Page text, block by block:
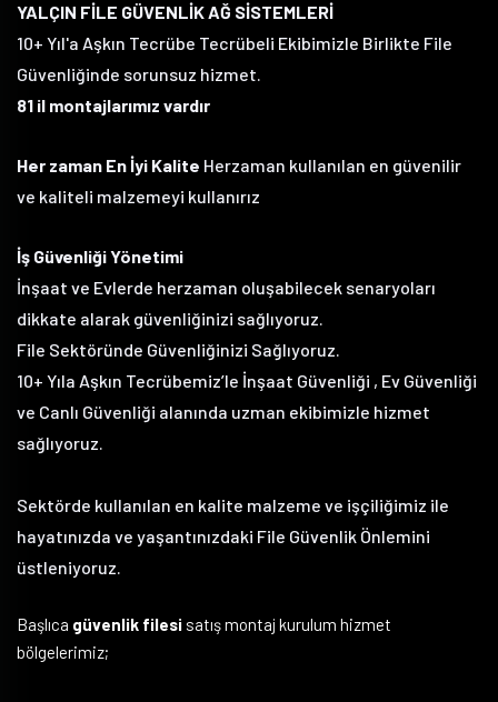
YALÇIN FİLE GÜVENLİK AĞ SİSTEMLERİ
10+ Yıl'a Aşkın Tecrübe Tecrübeli Ekibimizle Birlikte File
Güvenliğinde sorunsuz hizmet.
81 il montajlarımız vardır
Her zaman En İyi Kalite Herzaman kullanılan en güvenilir
ve kaliteli malzemeyi kullanırız
İş Güvenliği Yönetimi
İnşaat ve Evlerde herzaman oluşabilecek senaryoları
dikkate alarak güvenliğinizi sağlıyoruz.
File Sektöründe Güvenliğinizi Sağlıyoruz.
10+ Yıla Aşkın Tecrübemiz’le İnşaat Güvenliği , Ev Güvenliği
ve Canlı Güvenliği alanında uzman ekibimizle hizmet
sağlıyoruz.
Sektörde kullanılan en kalite malzeme ve işçiliğimiz ile
hayatınızda ve yaşantınızdaki File Güvenlik Önlemini
üstleniyoruz.
Başlıca güvenlik filesi satış montaj kurulum hizmet
bölgelerimiz;